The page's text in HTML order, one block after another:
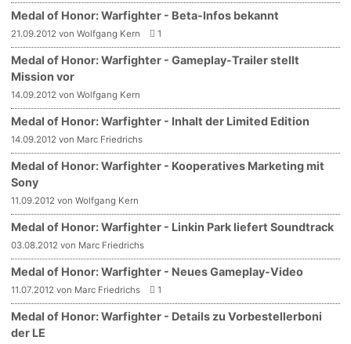
Medal of Honor: Warfighter - Beta-Infos bekannt
21.09.2012 von Wolfgang Kern 1
Medal of Honor: Warfighter - Gameplay-Trailer stellt
Mission vor
14.09.2012 von Wolfgang Kern
Medal of Honor: Warfighter - Inhalt der Limited Edition
14.09.2012 von Marc Friedrichs
Medal of Honor: Warfighter - Kooperatives Marketing mit
Sony
11.09.2012 von Wolfgang Kern
Medal of Honor: Warfighter - Linkin Park liefert Soundtrack
03.08.2012 von Marc Friedrichs
Medal of Honor: Warfighter - Neues Gameplay-Video
11.07.2012 von Marc Friedrichs 1
Medal of Honor: Warfighter - Details zu Vorbestellerboni
der LE